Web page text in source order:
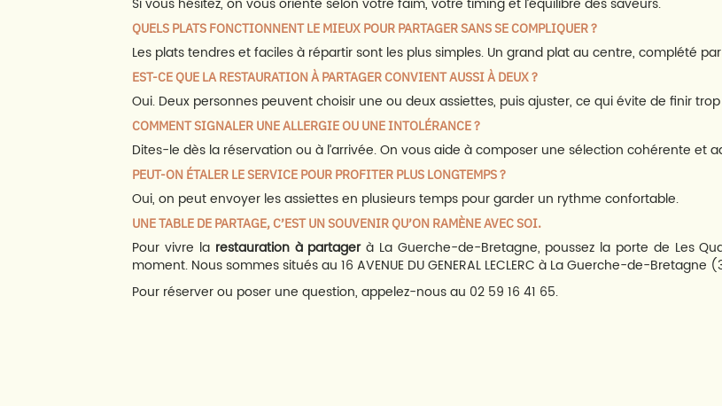
QUELS PLATS FONCTIONNENT LE MIEUX POUR PARTAGER SANS SE COMPLIQUER ?
Les plats tendres et faciles à répartir sont les plus simples. Un grand plat au centre, complété
EST-CE QUE LA RESTAURATION À PARTAGER CONVIENT AUSSI À DEUX ?
Oui. Deux personnes peuvent choisir une ou deux assiettes, puis ajuster, ce qui évite de finir
COMMENT SIGNALER UNE ALLERGIE OU UNE INTOLÉRANCE ?
Dites-le dès la réservation ou à l’arrivée. On vous aide à composer une sélection cohérente et
PEUT-ON ÉTALER LE SERVICE POUR PROFITER PLUS LONGTEMPS ?
Oui, on peut envoyer les assiettes en plusieurs temps pour garder un rythme confortable.
UNE TABLE DE PARTAGE, C’EST UN SOUVENIR QU’ON RAMÈNE AVEC SOI.
Pour vivre la restauration à partagerà La Guerche-de-Bretagne, poussez la porte de Les
moment. Nous sommes situés au 16 AVENUE DU GENERAL LECLERC à La Guerche-de-Bretagne
Pour réserver ou poser une question, appelez-nous au 02 59 16 41 65.